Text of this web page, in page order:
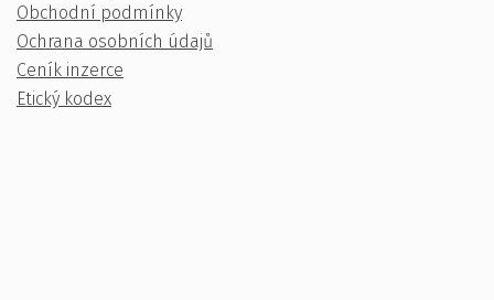
Obchodní podmínky
Ochrana osobních údajů
Ceník inzerce
Etický kodex